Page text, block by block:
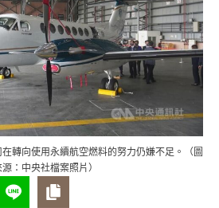
轉向使用永續航空燃料的努力仍嫌不足。（圖
源：中央社檔案照片）